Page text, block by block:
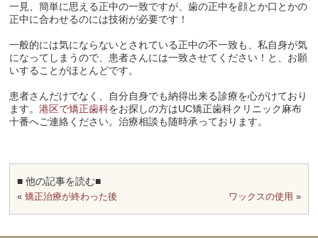
一見、簡単に思える正中の一致ですが、歯の正中を顔とか口とかの
正中に合わせるのには技術が必要です！
一般的には気にならないとされている正中の不一致も、私自身が気
になってしまうので、患者さんには一致させてください！と、お願
いすることがほとんどです。
患者さんだけでなく、自分自身でも納得出来る診療を心がけており
ます。港区で矯正歯科をお探しの方はUC矯正歯科クリニック麻布
十番へご連絡ください。治療相談も随時承っております。
■ 他の記事を読む■
«矯正治療が終わった後 ワックスの使用 »